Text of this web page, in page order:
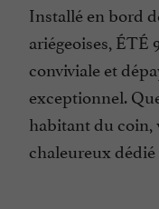
Installé en bord
ariégeoises, ÉTÉ
conviviale et
exceptionnel.
habitant du coin,
chaleureux dédié